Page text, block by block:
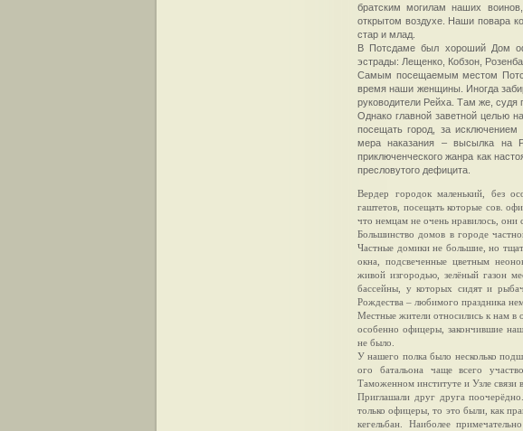
братским могилам наших
открытом воздухе. Наши повара
стар и млад.
В Потсдаме был хороший Дом
эстрады: Лещенко, Кобзон,
Самым посещаемым местом
время наши женщины. Иногда
руководители Рейха. Там же, судя
Однако главной заветной целью
посещать город, за исключением
мера наказания – высылка на
приключенческого жанра как
пресловутого дефицита.
Вердер городок маленький, без
гаштетов, посещать которые сов.
что немцам не очень нравилось, они
Большинство домов в городе
Частные домики не большие, но
окна, подсвеченные цветным
живой изгородью, зелёный газон
бассейны, у которых сидят и
Рождества – любимого праздника
Местные жители относились к нам в
особенно офицеры, закончившие
не было.
У нашего полка было несколько
ого батальона чаще всего
Таможенном институте и Узле связи
Приглашали друг друга
только офицеры, то это были, как
кегельбан. Наиболее